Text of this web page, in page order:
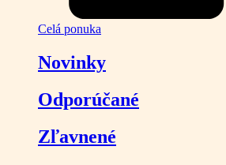
Celá ponuka
Novinky
Odporúčané
Zľavnené